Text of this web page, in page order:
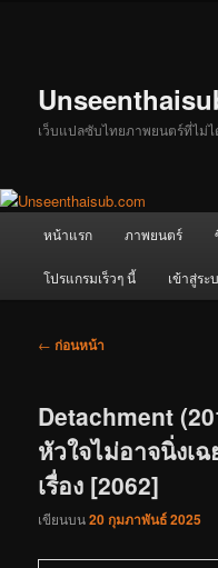
เว็บแปลซับไทยภาพยนตร์ที่ไม่ไ
หน้าแรก ภาพยนตร์
โปรแกรมเร็วๆ นี้ เข้าสู่ระ
เมนู
← ก่อนหน้า
Detachment
หัวใจไม่อาจนิ่งเ
เรื่อง [2062]
เขียนบน20 กุมภาพันธ์ 2025